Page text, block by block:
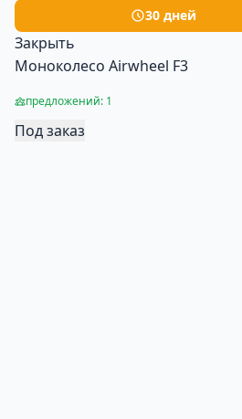
30 дней
Закрыть
Моноколесо Airwheel F3
предложений: 1
Под заказ